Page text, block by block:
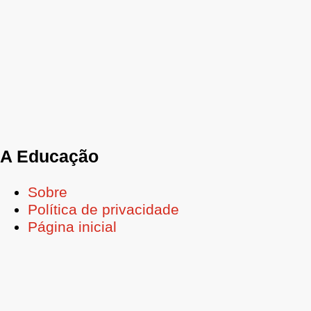
A Educação
Sobre
Política de privacidade
Página inicial